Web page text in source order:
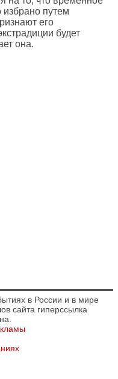
избрано путем
его
будет
она.
в России и в мире
сайта гиперссылка